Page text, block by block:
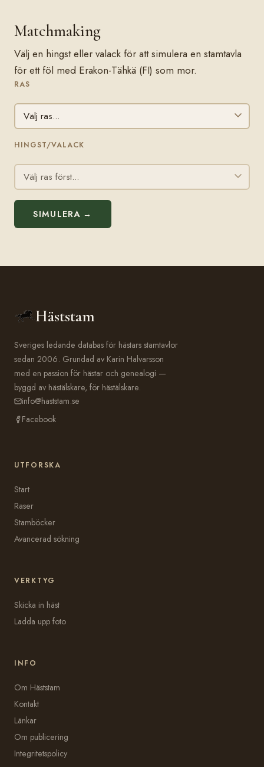
Matchmaking
Välj en hingst eller valack för att simulera en stamtavla
för ett föl med Erakon-Tähkä (FI) som mor.
RAS
HINGST/VALACK
SIMULERA →
Häststam
Sveriges ledande databas för hästars stamtavlor
sedan 2006. Grundad av Karin Halvarsson
med en passion för hästar och genealogi —
byggd av hästälskare, för hästälskare.
info@haststam.se
Facebook
UTFORSKA
Start
Raser
Stamböcker
Avancerad sökning
VERKTYG
Skicka in häst
Ladda upp foto
INFO
Om Häststam
Kontakt
Länkar
Om publicering
Integritetspolicy